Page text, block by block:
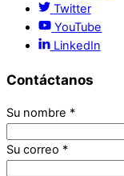
Twitter
YouTube
LinkedIn
Contáctanos
Su nombre *
Su correo *